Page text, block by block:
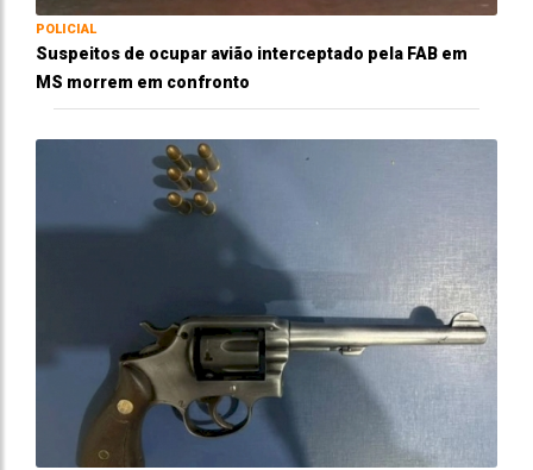
POLICIAL
Suspeitos de ocupar avião interceptado pela FAB em
MS morrem em confronto